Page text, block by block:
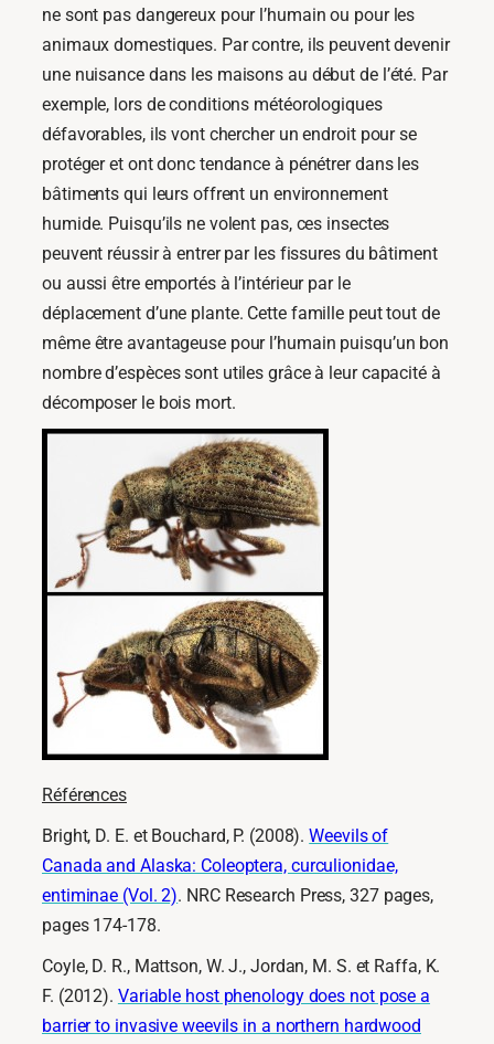
ne sont pas dangereux pour l’humain ou pour les
animaux domestiques. Par contre, ils peuvent devenir
une nuisance dans les maisons au début de l’été. Par
exemple, lors de conditions météorologiques
défavorables, ils vont chercher un endroit pour se
protéger et ont donc tendance à pénétrer dans les
bâtiments qui leurs offrent un environnement
humide. Puisqu’ils ne volent pas, ces insectes
peuvent réussir à entrer par les fissures du bâtiment
ou aussi être emportés à l’intérieur par le
déplacement d’une plante. Cette famille peut tout de
même être avantageuse pour l’humain puisqu’un bon
nombre d’espèces sont utiles grâce à leur capacité à
décomposer le bois mort.
Références
Bright, D. E. et Bouchard, P. (2008).Weevils of
Canada and Alaska: Coleoptera, curculionidae,
entiminae (Vol. 2). NRC Research Press, 327 pages,
pages 174-178.
Coyle, D. R., Mattson, W. J., Jordan, M. S. et Raffa, K.
F. (2012). Variable host phenology does not pose a
barrier to invasive weevils in a northern hardwood